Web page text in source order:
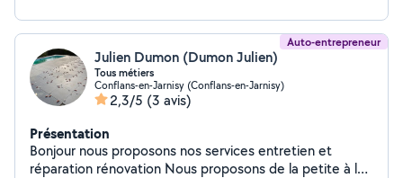
Auto-entrepreneur
Julien Dumon (Dumon Julien)
Tous métiers
Conflans-en-Jarnisy (Conflans-en-Jarnisy)
2,3/5 (3 avis)
Présentation
Bonjour nous proposons nos services entretien et
réparation rénovation Nous proposons de la petite à la